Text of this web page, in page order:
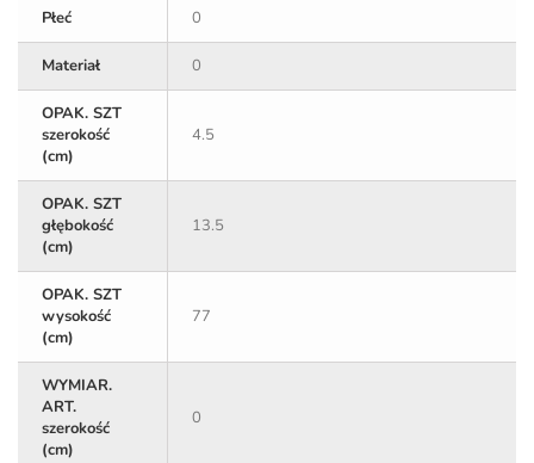
Płeć 0
Materiał 0
OPAK. SZT
szerokość
(cm)
4.5
OPAK. SZT
głębokość
(cm)
13.5
OPAK. SZT
wysokość
(cm)
77
WYMIAR.
ART.
szerokość
(cm)
0